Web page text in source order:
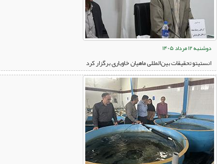
دوشنبه 12 مرداد 1405
انستیتو تحقیقات بین‌المللی ماهیان خاویاری برگزار کرد